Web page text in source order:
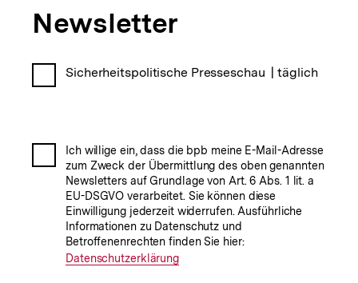
Newsletter-
Newsletter
Newsletter-
Sicherheitspolitische Presseschau |täglich
Einwilligung
Datenverarbeitung
Ich willige ein, dass die bpb meine E-Mail-Adresse
zum Zweck der Übermittlung des oben genannten
Newsletters auf Grundlage von Art. 6 Abs. 1 lit. a
EU-DSGVO verarbeitet. Sie können diese
Einwilligung jederzeit widerrufen. Ausführliche
Informationen zu Datenschutz und
Betroffenenrechten finden Sie hier:
Datenschutzerklärung